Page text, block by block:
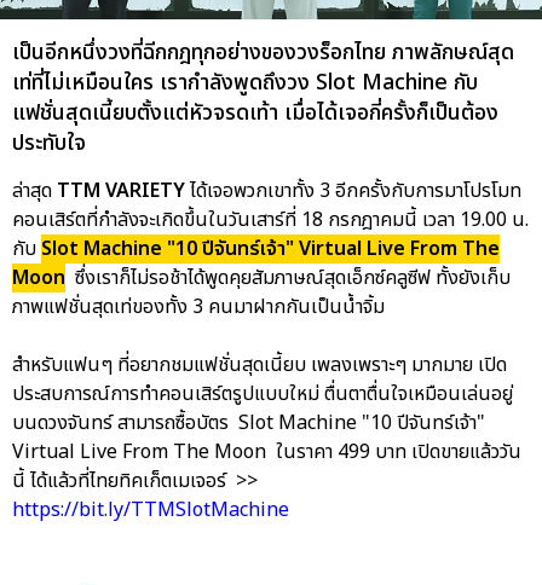
เป็นอีกหนึ่งวงที่ฉีกกฎทุกอย่างของวงร็อกไทย ภาพลักษณ์สุด
เท่ที่ไม่เหมือนใคร เรากำลังพูดถึงวง Slot Machine กับ
แฟชั่นสุดเนี้ยบตั้งแต่หัวจรดเท้า เมื่อได้เจอกี่ครั้งก็เป็นต้อง
ประทับใจ
ล่าสุด TTM VARIETYได้เจอพวกเขาทั้ง 3 อีกครั้งกับการมาโปรโมท
คอนเสิร์ตที่กำลังจะเกิดขึ้นในวันเสาร์ที่ 18 กรกฎาคมนี้ เวลา 19.00 น.
กับ Slot Machine "10 ปีจันทร์เจ้า" Virtual Live From The
Moon ซึ่งเราก็ไม่รอช้าได้พูดคุยสัมภาษณ์สุดเอ็กซ์คลูซีฟ ทั้งยังเก็บ
ภาพแฟชั่นสุดเท่ของทั้ง 3 คนมาฝากกันเป็นน้ำจิ้ม
สำหรับแฟนๆ ที่อยากชมแฟชั่นสุดเนี้ยบ เพลงเพราะๆ มากมาย เปิด
ประสบการณ์การทำคอนเสิร์ตรูปแบบใหม่ ตื่นตาตื่นใจเหมือนเล่นอยู่
บนดวงจันทร์ สามารถซื้อบัตร Slot Machine "10 ปีจันทร์เจ้า"
Virtual Live From The Moon ในราคา 499 บาท เปิดขายแล้ววัน
นี้ ได้แล้วที่ไทยทิคเก็ตเมเจอร์ >>
https://bit.ly/TTMSlotMachine